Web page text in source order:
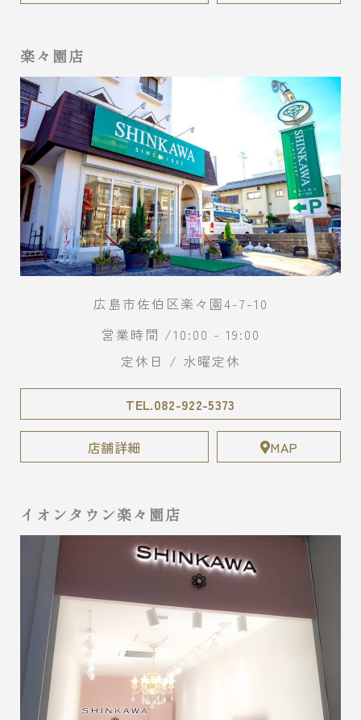
楽々園店
広島市佐伯区楽々園4-7-10
営業時間 /10:00 - 19:00
定休日 / 水曜定休
TEL.082-922-5373
店舗詳細 MAP
イオンタウン楽々園店